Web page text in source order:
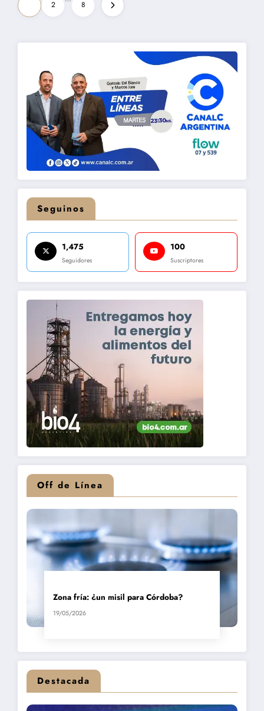
de
entradas
2 8
Seguinos
1,475
Seguidores
100
Suscriptores
Off de Línea
Zona fría: ¿un misil para Córdoba?
19/05/2026
Destacada